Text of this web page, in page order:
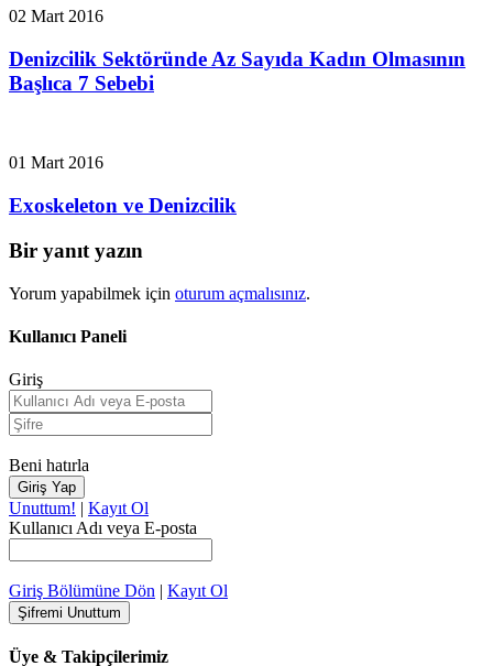
02 Mart 2016
Denizcilik Sektöründe Az Sayıda Kadın Olmasının
Başlıca 7 Sebebi
01 Mart 2016
Exoskeleton ve Denizcilik
Bir yanıt yazın
Yorum yapabilmek için oturum açmalısınız.
Kullanıcı Paneli
Giriş
Beni hatırla
Unuttum! | Kayıt Ol
Kullanıcı Adı veya E-posta
Giriş Bölümüne Dön | Kayıt Ol
Üye & Takipçilerimiz